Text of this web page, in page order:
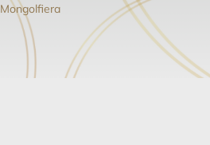
Mongolfiera